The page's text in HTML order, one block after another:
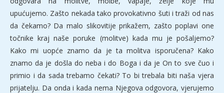
upućujemo. Zašto nekada tako provokativno šuti i traži od nas
da čekamo? Da malo slikovitije prikažem, zašto poplavi one
točnike kraj naše poruke (molitve) kada mu je pošaljemo?
Kako mi uopće znamo da je ta molitva isporučena? Kako
znamo da je došla do neba i do Boga i da je On to sve čuo i
primio i da sada trebamo čekati? To bi trebala biti naša vjera
prijatelju. Da onda i kada nema Njegova odgovora, vjerujemo